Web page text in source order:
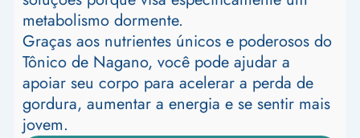
metabolismo dormente.
Graças aos nutrientes únicos e poderosos do
Tônico de Nagano, você pode ajudar a
apoiar seu corpo para acelerar a perda de
gordura, aumentar a energia e se sentir mais
jovem.